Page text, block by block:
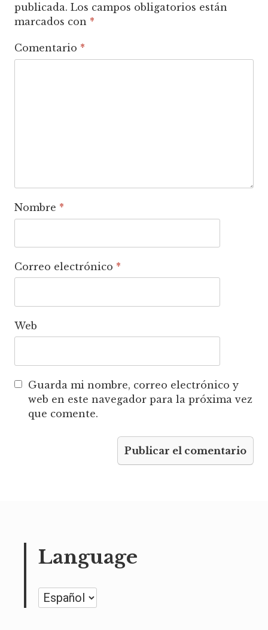
publicada. Los campos obligatorios están
marcados con *
Comentario *
Nombre *
Correo electrónico *
Web
Guarda mi nombre, correo electrónico y
web en este navegador para la próxima vez
que comente.
Language
Language